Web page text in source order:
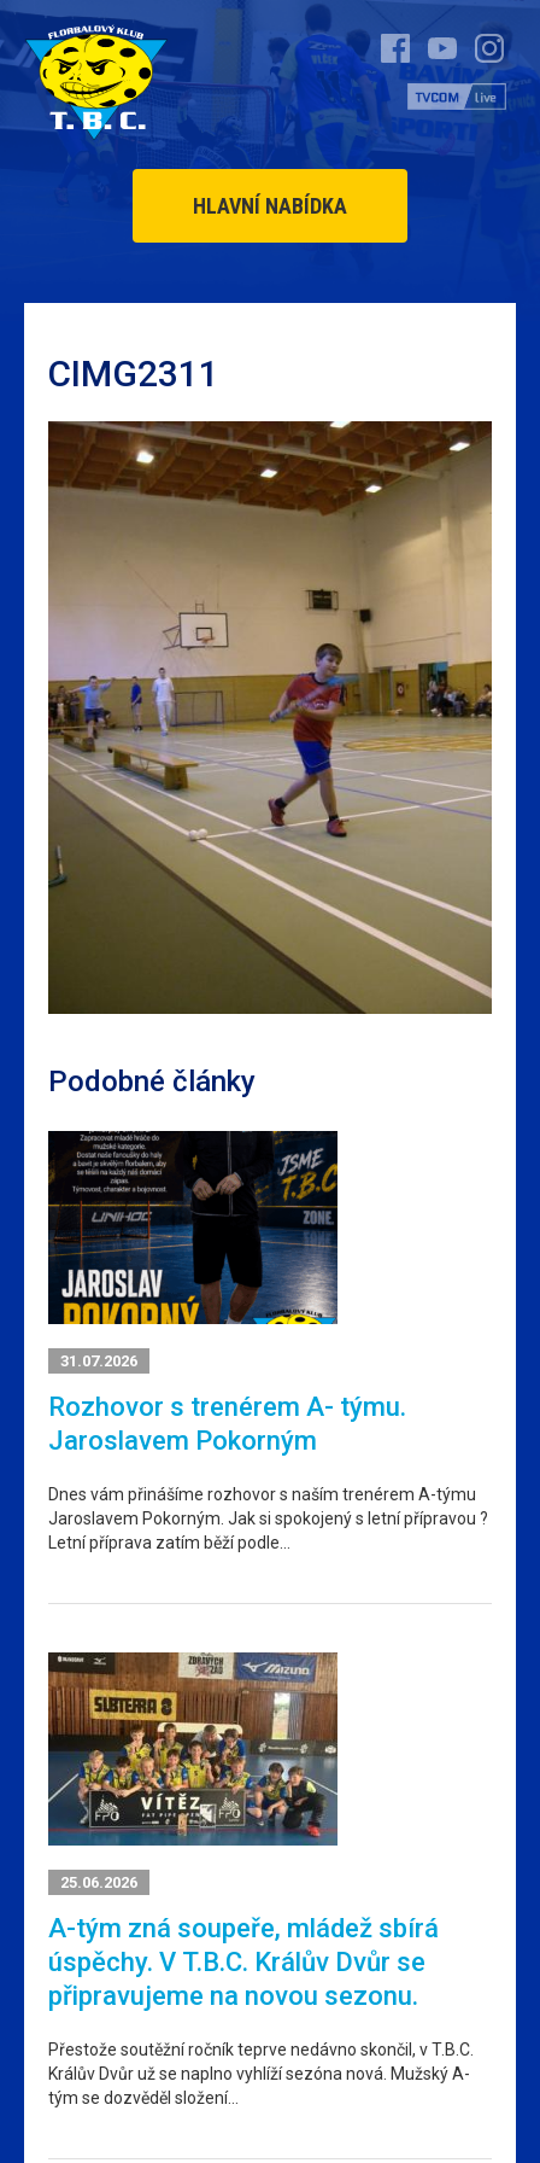
HLAVNÍ NABÍDKA
CIMG2311
Podobné články
31.07.2026
Rozhovor s trenérem A- týmu.
Jaroslavem Pokorným
Dnes vám přinášíme rozhovor s naším trenérem A-týmu
Jaroslavem Pokorným. Jak si spokojený s letní přípravou ?
Letní příprava zatím běží podle…
25.06.2026
A-tým zná soupeře, mládež sbírá
úspěchy. V T.B.C. Králův Dvůr se
připravujeme na novou sezonu.
Přestože soutěžní ročník teprve nedávno skončil, v T.B.C.
Králův Dvůr už se naplno vyhlíží sezóna nová. Mužský A-
tým se dozvěděl složení…